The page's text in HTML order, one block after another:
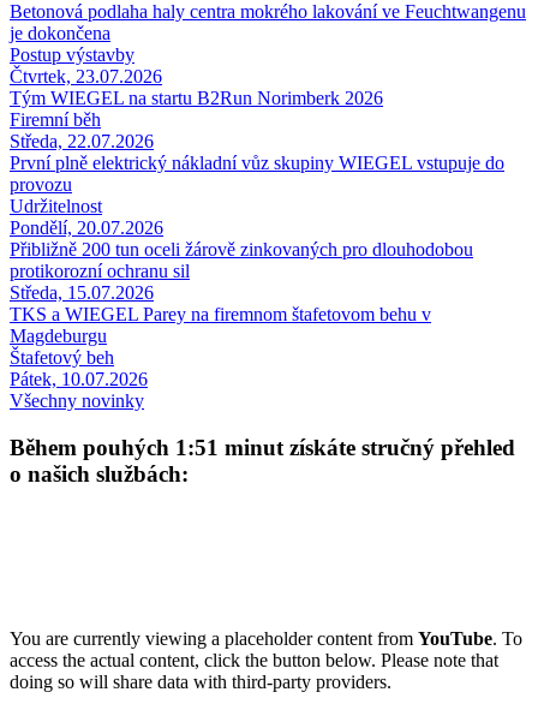
Betonová podlaha haly centra mokrého lakování ve Feuchtwangenu
je dokončena
Postup výstavby
Čtvrtek, 23.07.2026
Tým WIEGEL na startu B2Run Norimberk 2026
Firemní běh
Středa, 22.07.2026
První plně elektrický nákladní vůz skupiny WIEGEL vstupuje do
provozu
Udržitelnost
Pondělí, 20.07.2026
Přibližně 200 tun oceli žárově zinkovaných pro dlouhodobou
protikorozní ochranu sil
Středa, 15.07.2026
TKS a WIEGEL Parey na firemnom štafetovom behu v
Magdeburgu
Štafetový beh
Pátek, 10.07.2026
Všechny novinky
Během pouhých 1:51 minut získáte stručný přehled
o našich službách:
You are currently viewing a placeholder content from YouTube. To
access the actual content, click the button below. Please note that
doing so will share data with third-party providers.